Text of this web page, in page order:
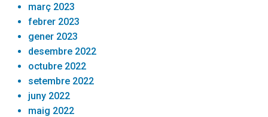
març 2023
febrer 2023
gener 2023
desembre 2022
octubre 2022
setembre 2022
juny 2022
maig 2022